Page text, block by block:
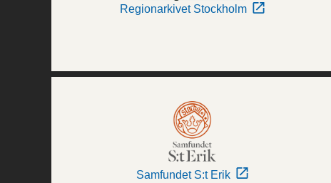
Regionarkivet Stockholm
Samfundet S:t Erik